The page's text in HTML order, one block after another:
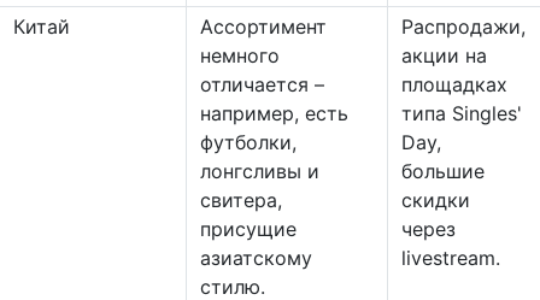
Китай
Ассортимент
немного
отличается –
например, есть
футболки,
лонгсливы и
свитера,
присущие
азиатскому
стилю.
Распродажи,
акции на
площадках
типа Singles'
Day,
большие
скидки
через
livestream.